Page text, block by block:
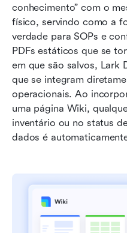
conhecimento” com o
físico, servindo como a
verdade para SOPs e
PDFs estáticos que se
em que são salvos, Lark
que se integram
operacionais. Ao
uma página Wiki,
inventário ou no status
dados é